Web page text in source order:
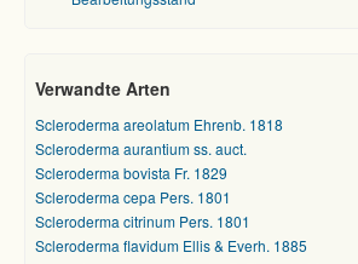
Verwandte Arten
Scleroderma areolatum Ehrenb. 1818
Scleroderma aurantium ss. auct.
Scleroderma bovista Fr. 1829
Scleroderma cepa Pers. 1801
Scleroderma citrinum Pers. 1801
Scleroderma flavidum Ellis & Everh. 1885